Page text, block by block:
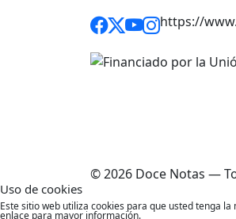
https://
© 2026 Doce Notas —
Uso de cookies
Este sitio web utiliza cookies para que usted tenga
enlace para mayor información.